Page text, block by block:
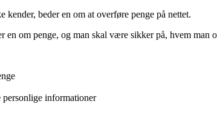
beder en om at overføre penge på nettet.
om penge, og man skal være sikker på, hvem
informationer